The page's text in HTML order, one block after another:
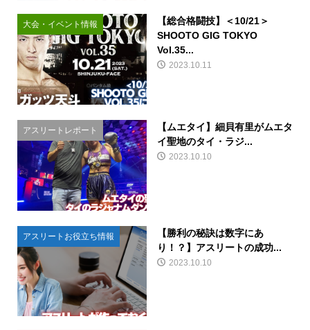
大会・イベント情報
【総合格闘技】＜10/21＞
SHOOTO GIG TOKYO
Vol.35...
2023.10.11
アスリートレポート
【ムエタイ】細貝有里がムエタ
イ聖地のタイ・ラジ...
2023.10.10
アスリートお役立ち情報
【勝利の秘訣は数字にあ
り！？】アスリートの成功...
2023.10.10